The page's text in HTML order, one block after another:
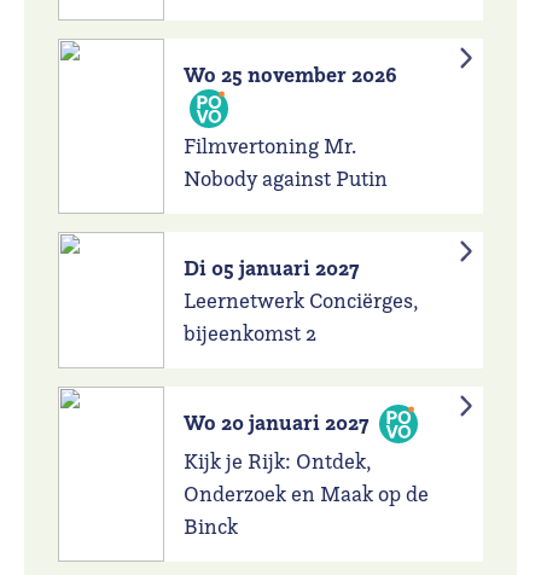
Wo 25 november 2026
Filmvertoning Mr.
Nobody against Putin
Di 05 januari 2027
Leernetwerk Conciërges,
bijeenkomst 2
Wo 20 januari 2027
Kijk je Rijk: Ontdek,
Onderzoek en Maak op de
Binck